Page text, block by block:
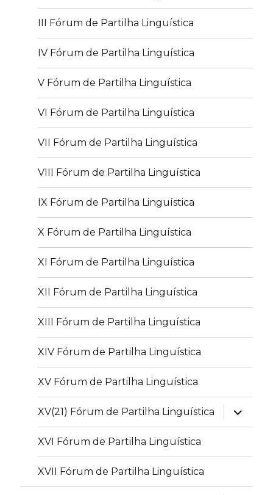
III Fórum de Partilha Linguística
IV Fórum de Partilha Linguística
V Fórum de Partilha Linguística
VI Fórum de Partilha Linguística
VII Fórum de Partilha Linguística
VIII Fórum de Partilha Linguística
IX Fórum de Partilha Linguística
X Fórum de Partilha Linguística
XI Fórum de Partilha Linguística
XII Fórum de Partilha Linguística
XIII Fórum de Partilha Linguística
XIV Fórum de Partilha Linguística
XV Fórum de Partilha Linguística
XV(21) Fórum de Partilha Linguística
expandir
XVI Fórum de Partilha Linguística
XVII Fórum de Partilha Linguística